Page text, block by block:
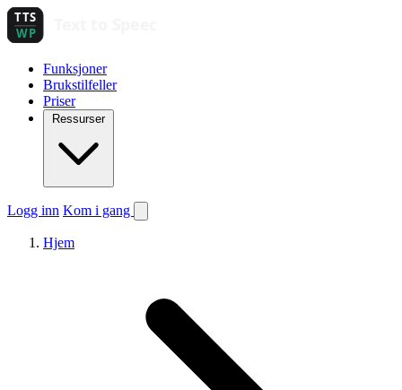
Funksjoner
Brukstilfeller
Priser
Ressurser
Logg inn Kom i gang
Hjem